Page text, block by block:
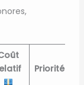
Priorité